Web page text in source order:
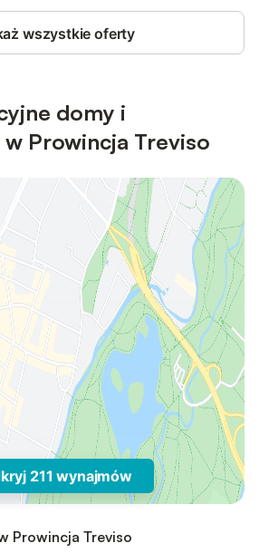
wszystkie oferty
domy i
Prowincja Treviso
211 wynajmów
Prowincja Treviso